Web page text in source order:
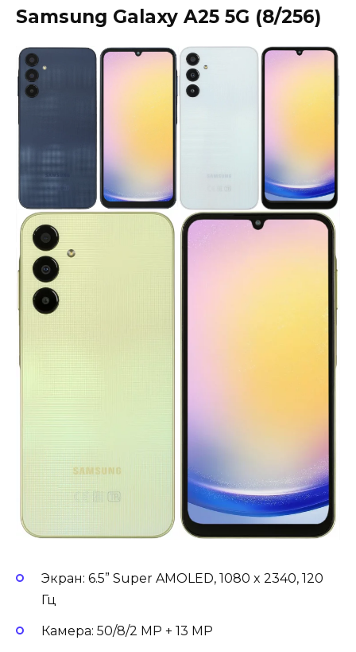
Samsung Galaxy A25 5G (8/256)
Экран: 6.5” Super AMOLED, 1080 x 2340, 120
Гц
Камера: 50/8/2 MP + 13 MP